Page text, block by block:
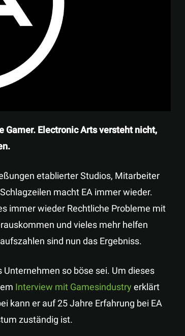
Gamer. Electronic Arts versteht nicht,
etablierter Studios, Mitarbeiter
macht EA immer wieder.
immer wieder Rechtliche Probleme mit
und vieles mehr helfen
sind nun das Ergebniss.
so böse sei. Um dieses
Interview mit Gamesindustryerklärt
kann er auf 25 Jahre Erfahrung bei EA
zuständig ist.